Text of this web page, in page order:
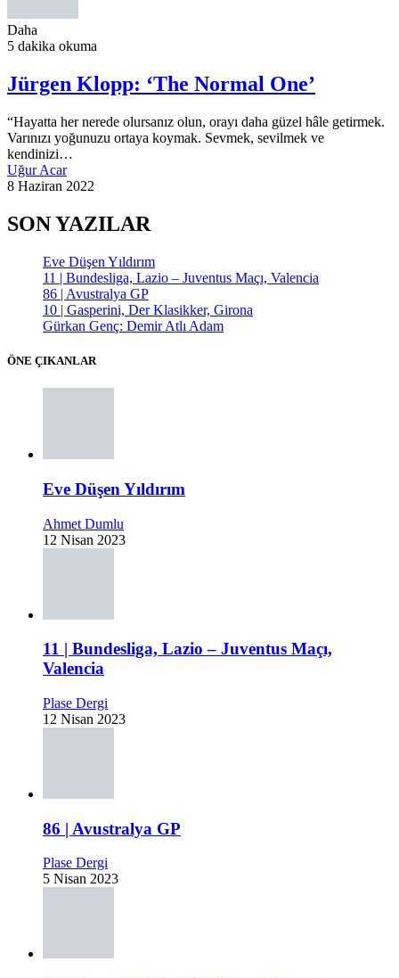
Daha
5 dakika okuma
Jürgen Klopp: ‘The Normal One’
“Hayatta her nerede olursanız olun, orayı daha güzel hâle getirmek.
Varınızı yoğunuzu ortaya koymak. Sevmek, sevilmek ve
kendinizi…
Uğur Acar
8 Haziran 2022
SON YAZILAR
Eve Düşen Yıldırım
11 | Bundesliga, Lazio – Juventus Maçı, Valencia
86 | Avustralya GP
10 | Gasperini, Der Klasikker, Girona
Gürkan Genç: Demir Atlı Adam
ÖNE ÇIKANLAR
Eve Düşen Yıldırım
Ahmet Dumlu
12 Nisan 2023
11 | Bundesliga, Lazio – Juventus Maçı,
Valencia
Plase Dergi
12 Nisan 2023
86 | Avustralya GP
Plase Dergi
5 Nisan 2023